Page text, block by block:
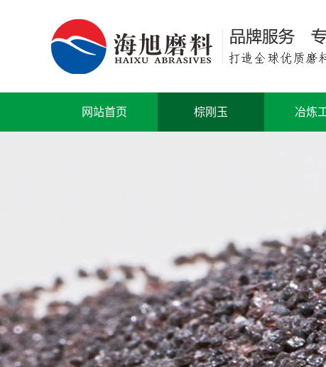
网站首页 棕刚玉 冶炼